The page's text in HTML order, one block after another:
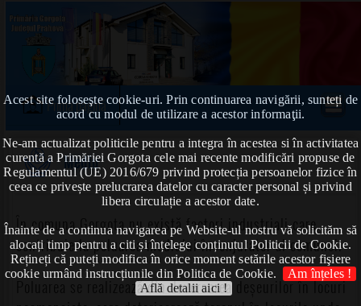
Acest site foloseşte cookie-uri. Prin continuarea navigării, sunteți de
acord cu modul de utilizare a acestor informaţii.
Ne-am actualizat politicile pentru a integra în acestea si în activitatea
curentă a Primăriei Gorgota cele mai recente modificări propuse de
Regulamentul (UE) 2016/679 privind protecția persoanelor fizice în
ceea ce privește prelucrarea datelor cu caracter personal și privind
libera circulație a acestor date.
Înainte de a continua navigarea pe Website-ul nostru vă solicităm să
alocați timp pentru a citi și înțelege conținutul Politicii de Cookie.
Rețineți că puteți modifica în orice moment setările acestor fişiere
cookie urmând instrucțiunile din Politica de Cookie.
Am înțeles !
Află detalii aici !
Prima pagină
Mediu
În comuna Gorgota nu există factori industriali care
contribuie la poluarea mediului înconjurator al comunei.
Poluarea se realizează din deversarea deșeurilor în locuri